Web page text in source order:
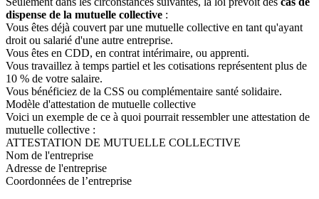
dispense de la mutuelle collective :
Vous êtes déjà couvert par une mutuelle collective en tant qu'ayant
droit ou salarié d'une autre entreprise.
Vous êtes en CDD, en contrat intérimaire, ou apprenti.
Vous travaillez à temps partiel et les cotisations représentent plus de
10 % de votre salaire.
Vous bénéficiez de la CSS ou complémentaire santé solidaire.
Modèle d'attestation de mutuelle collective
Voici un exemple de ce à quoi pourrait ressembler une attestation de
mutuelle collective :
ATTESTATION DE MUTUELLE COLLECTIVE
Nom de l'entreprise
Adresse de l'entreprise
Coordonnées de l’entreprise